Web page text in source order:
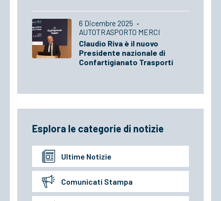
6 Dicembre 2025 ·
AUTOTRASPORTO MERCI
Claudio Riva è il nuovo
Presidente nazionale di
Confartigianato Trasporti
Esplora le categorie di notizie
Ultime Notizie
Comunicati Stampa